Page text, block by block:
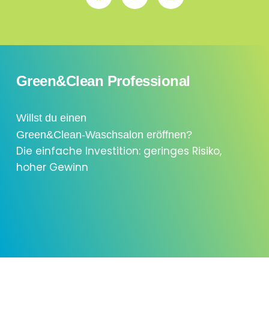
Green&Clean Professional
Willst du einen
Green&Clean-Waschsalon eröffnen?
Die einfache Investition: geringes Risiko,
hoher Gewinn